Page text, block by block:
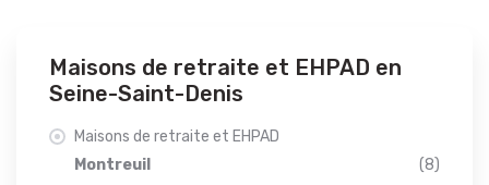
Maisons de retraite et EHPAD en
Seine-Saint-Denis
Maisons de retraite et EHPAD
Montreuil
(8)